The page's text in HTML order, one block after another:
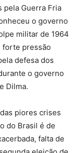
pela Guerra Fria
o governo
militar de 1964
forte pressão
defesa dos
o governo
Dilma.
piores crises
do Brasil é de
falta de